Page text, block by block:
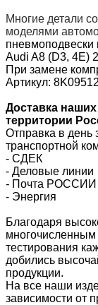
Многие детали
моделями
пневмоподвески
Audi A8 (D3, 4E)
При замене
Артикул:
Доставка
территории
Отправка в день
транспортной
- СДЕК
- Деловые линии
- Почта РОССИИ
- Энергия
Благодаря
многочисленным
тестирования
добились
продукции.
На все наши
зависимости от